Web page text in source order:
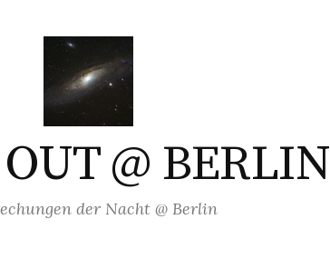
@ BERLIN
der Nacht @ Berlin